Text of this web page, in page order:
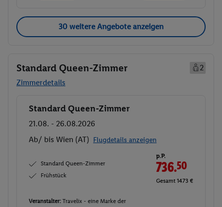
30 weitere Angebote anzeigen
Standard Queen-Zimmer
2
Zimmerdetails
Buchen
Standard Queen-Zimmer
21.08. - 26.08.2026
Ab/ bis Wien (AT) Flugdetails anzeigen
Standard Queen-Zimmer
Frühstück
p.P.
736.50
Gesamt 1473 €
Veranstalter: Travelix - eine Marke der